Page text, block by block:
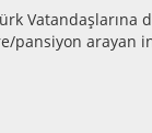
Vatandaşlarına
pansiyon arayan